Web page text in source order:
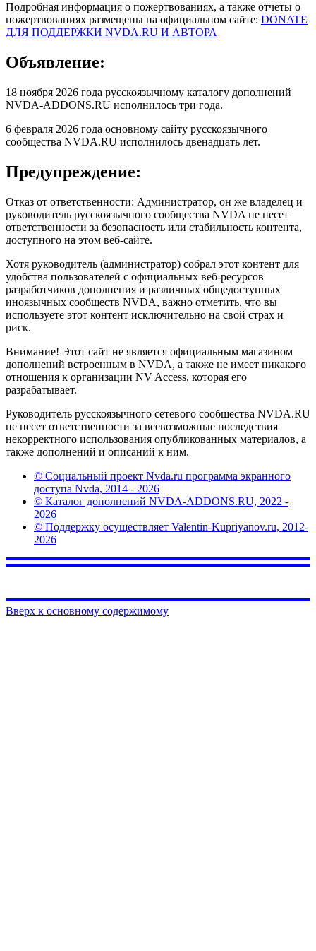
Подробная информация о пожертвованиях, а также отчеты о
пожертвованиях размещены на официальном сайте: DONATE
ДЛЯ ПОДДЕРЖКИ NVDA.RU И АВТОРА
Объявление:
18 ноября 2026 года русскоязычному каталогу дополнений
NVDA-ADDONS.RU исполнилось три года.
6 февраля 2026 года основному сайту русскоязычного
сообщества NVDA.RU исполнилось двенадцать лет.
Предупреждение:
Отказ от ответственности: Администратор, он же владелец и
руководитель русскоязычного сообщества NVDA не несет
ответственности за безопасность или стабильность контента,
доступного на этом веб-сайте.
Хотя руководитель (администратор) собрал этот контент для
удобства пользователей с официальных веб-ресурсов
разработчиков дополнения и различных общедоступных
иноязычных сообществ NVDA, важно отметить, что вы
используете этот контент исключительно на свой страх и
риск.
Внимание! Этот сайт не является официальным магазином
дополнений встроенным в NVDA, а также не имеет никакого
отношения к организации NV Access, которая его
разрабатывает.
Руководитель русскоязычного сетевого сообщества NVDA.RU
не несет ответственности за всевозможные последствия
некорректного использования опубликованных материалов, а
также дополнений и описаний к ним.
© Социальный проект Nvda.ru программа экранного
доступа Nvda, 2014 - 2026
© Каталог дополнений NVDA-ADDONS.RU, 2022 -
2026
© Поддержку осуществляет Valentin-Kupriyanov.ru, 2012-
2026
Вверх к основному содержимому